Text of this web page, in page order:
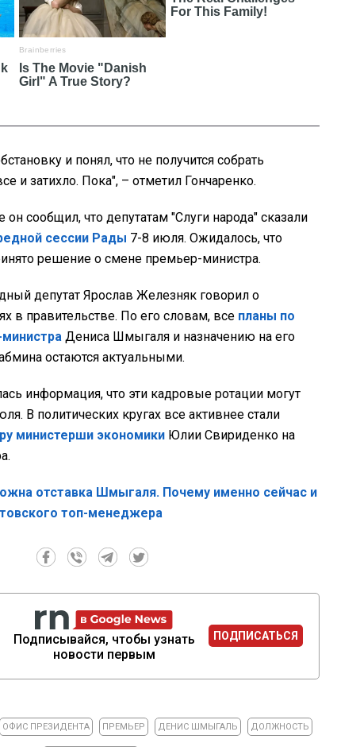
и понял, что не получится собрать
и затихло. Пока", – отметил Гончаренко.
он сообщил, что депутатам "Слуги народа" сказали
сессии Рады 7-8 июля. Ожидалось, что
решение о смене премьер-министра.
депутат Ярослав Железняк говорил о
в правительстве. По его словам, все планы по
Дениса Шмыгаля и назначению на его
остаются актуальными.
информация, что эти кадровые ротации могут
В политических кругах все активнее стали
министерши экономики Юлии Свириденко на
отставка Шмыгаля. Почему именно сейчас и
топ-менеджера
Подписывайся, чтобы узнать
новости первым
ПОДПИСАТЬСЯ
ОФИС ПРЕЗИДЕНТА ПРЕМЬЕР ДЕНИС ШМЫГАЛЬ ДОЛЖНОСТЬ